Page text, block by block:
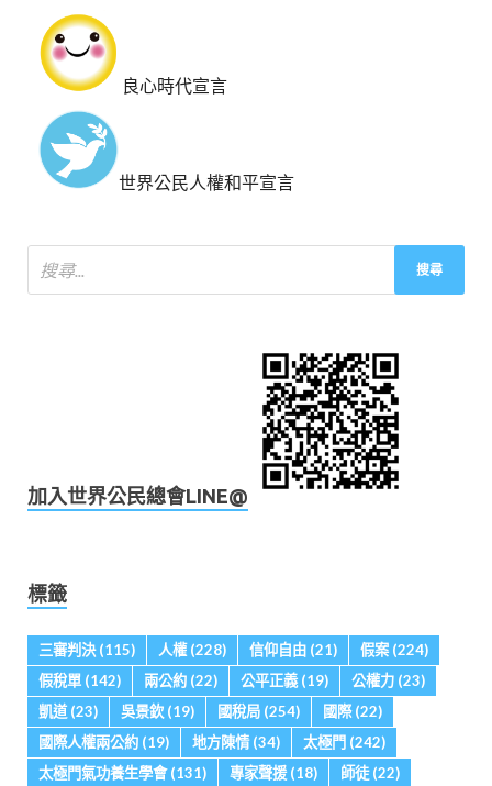
良心時代宣言
世界公民人權和平宣言
加入世界公民總會LINE@
標籤
三審判決(115) 人權(228) 信仰自由 (21) 假案(224)
假稅單 (142) 兩公約 (22) 公平正義(19) 公權力 (23)
凱道(23) 吳景欽 (19) 國稅局 (254) 國際(22)
國際人權兩公約 (19) 地方陳情(34) 太極門 (242)
太極門氣功養生學會(131) 專家聲援(18) 師徒(22)